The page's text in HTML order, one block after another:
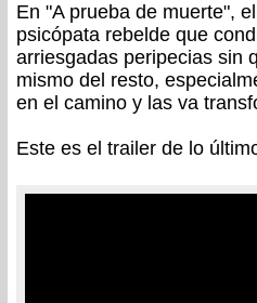
En "A prueba de muerte",
psicópata rebelde que
arriesgadas peripecias sin
mismo del resto,
en el camino y las va
Este es el trailer de lo